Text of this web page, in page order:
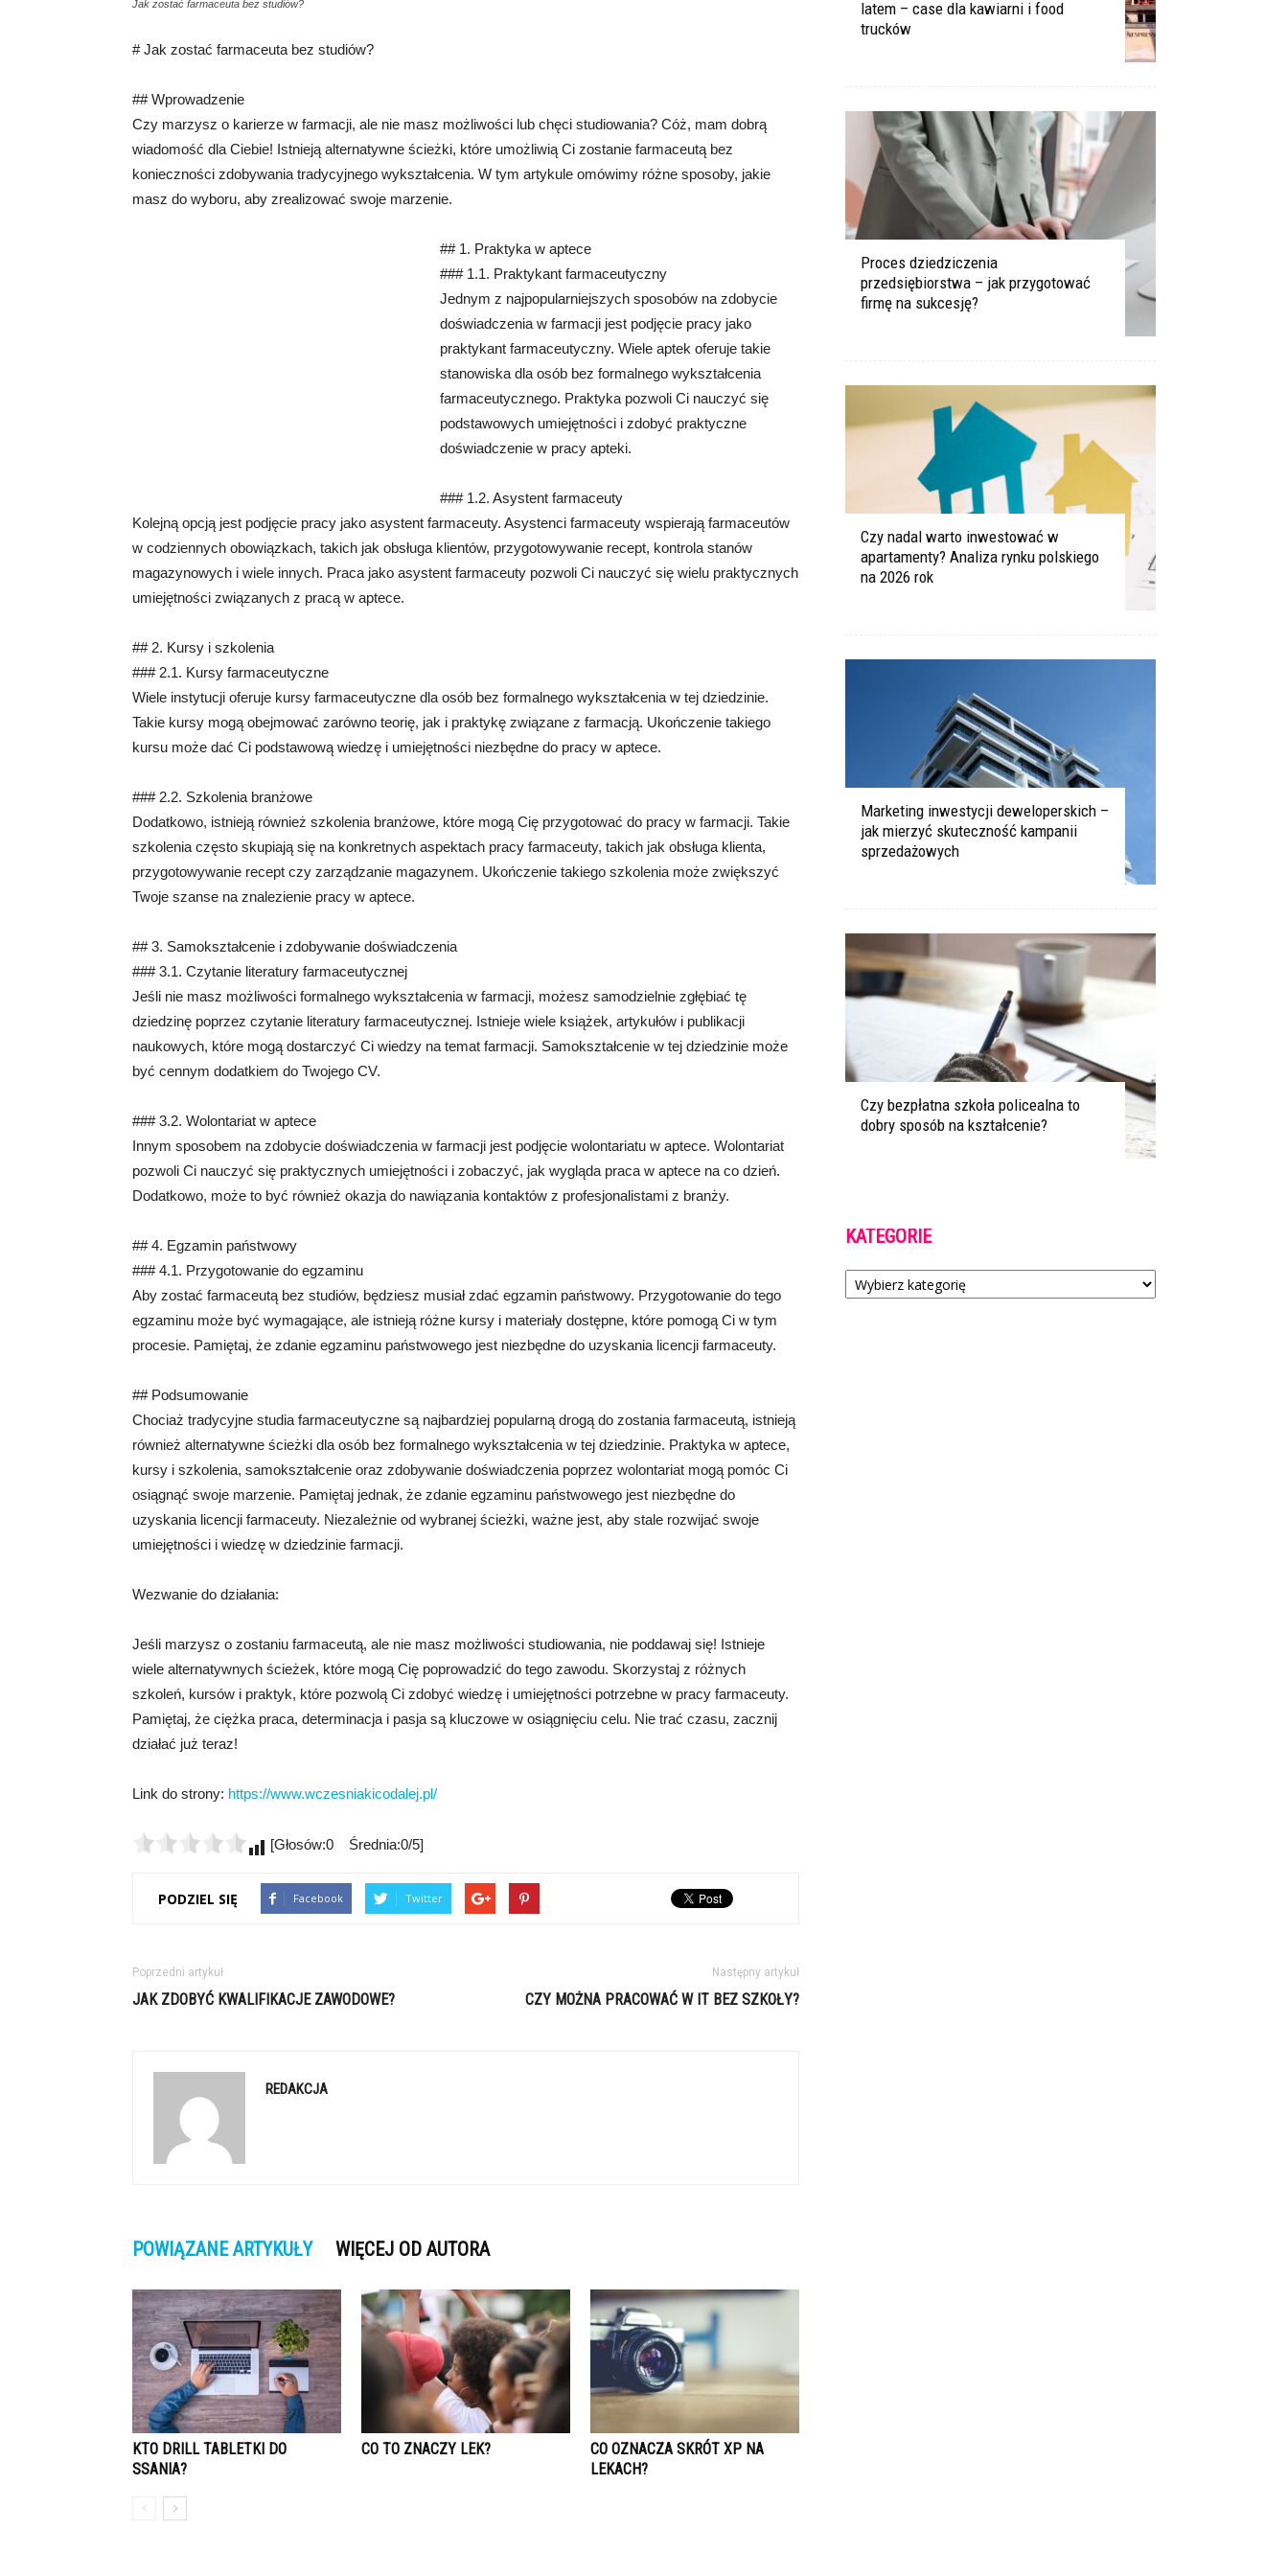
Jak zostać farmaceuta bez studiów?
# Jak zostać farmaceuta bez studiów?
## Wprowadzenie
Czy marzysz o karierze w farmacji, ale nie masz możliwości lub chęci studiowania? Cóż, mam dobrą
wiadomość dla Ciebie! Istnieją alternatywne ścieżki, które umożliwią Ci zostanie farmaceutą bez
konieczności zdobywania tradycyjnego wykształcenia. W tym artykule omówimy różne sposoby, jakie
masz do wyboru, aby zrealizować swoje marzenie.
## 1. Praktyka w aptece
### 1.1. Praktykant farmaceutyczny
Jednym z najpopularniejszych sposobów na zdobycie
doświadczenia w farmacji jest podjęcie pracy jako
praktykant farmaceutyczny. Wiele aptek oferuje takie
stanowiska dla osób bez formalnego wykształcenia
farmaceutycznego. Praktyka pozwoli Ci nauczyć się
podstawowych umiejętności i zdobyć praktyczne
doświadczenie w pracy apteki.
### 1.2. Asystent farmaceuty
Kolejną opcją jest podjęcie pracy jako asystent farmaceuty. Asystenci farmaceuty wspierają farmaceutów
w codziennych obowiązkach, takich jak obsługa klientów, przygotowywanie recept, kontrola stanów
magazynowych i wiele innych. Praca jako asystent farmaceuty pozwoli Ci nauczyć się wielu praktycznych
umiejętności związanych z pracą w aptece.
## 2. Kursy i szkolenia
### 2.1. Kursy farmaceutyczne
Wiele instytucji oferuje kursy farmaceutyczne dla osób bez formalnego wykształcenia w tej dziedzinie.
Takie kursy mogą obejmować zarówno teorię, jak i praktykę związane z farmacją. Ukończenie takiego
kursu może dać Ci podstawową wiedzę i umiejętności niezbędne do pracy w aptece.
### 2.2. Szkolenia branżowe
Dodatkowo, istnieją również szkolenia branżowe, które mogą Cię przygotować do pracy w farmacji. Takie
szkolenia często skupiają się na konkretnych aspektach pracy farmaceuty, takich jak obsługa klienta,
przygotowywanie recept czy zarządzanie magazynem. Ukończenie takiego szkolenia może zwiększyć
Twoje szanse na znalezienie pracy w aptece.
## 3. Samokształcenie i zdobywanie doświadczenia
### 3.1. Czytanie literatury farmaceutycznej
Jeśli nie masz możliwości formalnego wykształcenia w farmacji, możesz samodzielnie zgłębiać tę
dziedzinę poprzez czytanie literatury farmaceutycznej. Istnieje wiele książek, artykułów i publikacji
naukowych, które mogą dostarczyć Ci wiedzy na temat farmacji. Samokształcenie w tej dziedzinie może
być cennym dodatkiem do Twojego CV.
### 3.2. Wolontariat w aptece
Innym sposobem na zdobycie doświadczenia w farmacji jest podjęcie wolontariatu w aptece. Wolontariat
pozwoli Ci nauczyć się praktycznych umiejętności i zobaczyć, jak wygląda praca w aptece na co dzień.
Dodatkowo, może to być również okazja do nawiązania kontaktów z profesjonalistami z branży.
## 4. Egzamin państwowy
### 4.1. Przygotowanie do egzaminu
Aby zostać farmaceutą bez studiów, będziesz musiał zdać egzamin państwowy. Przygotowanie do tego
egzaminu może być wymagające, ale istnieją różne kursy i materiały dostępne, które pomogą Ci w tym
procesie. Pamiętaj, że zdanie egzaminu państwowego jest niezbędne do uzyskania licencji farmaceuty.
## Podsumowanie
Chociaż tradycyjne studia farmaceutyczne są najbardziej popularną drogą do zostania farmaceutą, istnieją
również alternatywne ścieżki dla osób bez formalnego wykształcenia w tej dziedzinie. Praktyka w aptece,
kursy i szkolenia, samokształcenie oraz zdobywanie doświadczenia poprzez wolontariat mogą pomóc Ci
osiągnąć swoje marzenie. Pamiętaj jednak, że zdanie egzaminu państwowego jest niezbędne do
uzyskania licencji farmaceuty. Niezależnie od wybranej ścieżki, ważne jest, aby stale rozwijać swoje
umiejętności i wiedzę w dziedzinie farmacji.
Wezwanie do działania:
Jeśli marzysz o zostaniu farmaceutą, ale nie masz możliwości studiowania, nie poddawaj się! Istnieje
wiele alternatywnych ścieżek, które mogą Cię poprowadzić do tego zawodu. Skorzystaj z różnych
szkoleń, kursów i praktyk, które pozwolą Ci zdobyć wiedzę i umiejętności potrzebne w pracy farmaceuty.
Pamiętaj, że ciężka praca, determinacja i pasja są kluczowe w osiągnięciu celu. Nie trać czasu, zacznij
działać już teraz!
Link do strony: https://www.wczesniakicodalej.pl/
[Głosów:0 Średnia:0/5]
PODZIEL SIĘ Facebook Twitter
Poprzedni artykuł
JAK ZDOBYĆ KWALIFIKACJE ZAWODOWE?
Następny artykuł
CZY MOŻNA PRACOWAĆ W IT BEZ SZKOŁY?
REDAKCJA
POWIĄZANE ARTYKUŁY WIĘCEJ OD AUTORA
KTO DRILL TABLETKI DO
SSANIA?
CO TO ZNACZY LEK?
CO OZNACZA SKRÓT XP NA
LEKACH?
latem – case dla kawiarni i food
trucków
Proces dziedziczenia
przedsiębiorstwa – jak przygotować
firmę na sukcesję?
Czy nadal warto inwestować w
apartamenty? Analiza rynku polskiego
na 2026 rok
Marketing inwestycji deweloperskich –
jak mierzyć skuteczność kampanii
sprzedażowych
Czy bezpłatna szkoła policealna to
dobry sposób na kształcenie?
KATEGORIE
Kategorie